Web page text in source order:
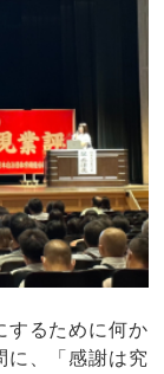
るために何か
に、「感謝は究